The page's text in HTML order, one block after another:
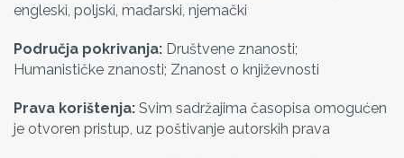
engleski, poljski, mađarski, njemački
Područja pokrivanja: Društvene znanosti;
Humanističke znanosti; Znanost o književnosti
Prava korištenja: Svim sadržajima časopisa omogućen
je otvoren pristup, uz poštivanje autorskih prava